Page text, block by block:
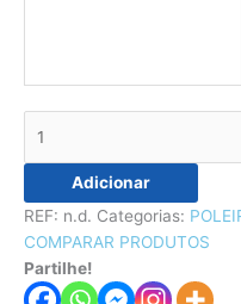
Adicionar
REF: n.d. Categorias:
COMPARAR PRODUTOS
Partilhe!